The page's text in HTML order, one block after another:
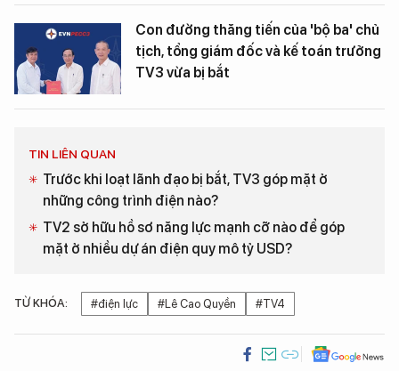
Con đường thăng tiến của 'bộ ba' chủ
tịch, tổng giám đốc và kế toán trưởng
TV3 vừa bị bắt
TIN LIÊN QUAN
Trước khi loạt lãnh đạo bị bắt, TV3 góp mặt ở
những công trình điện nào?
TV2 sở hữu hồ sơ năng lực mạnh cỡ nào để góp
mặt ở nhiều dự án điện quy mô tỷ USD?
TỪ KHÓA: #điện lực #Lê Cao Quyền #TV4